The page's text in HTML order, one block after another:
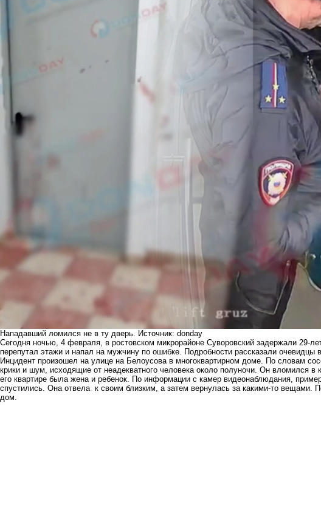
Нападавший ломился не в ту дверь. Источник: donday
Сегодня ночью, 4 февраля, в ростовском микрорайоне Суворовский задержали 29-
перепутал этажи и напал на мужчину по ошибке. Подробности рассказали очевидцы
Инцидент произошел на улице на Белоусова в многоквартирном доме. По словам
крики и шум, исходящие от неадекватного человека около полуночи. Он вломился в
его квартире была жена и ребенок. По информации с камер видеонаблюдания,
спустились. Она отвела к своим близким, а затем вернулась за какими-то вещами.
дом.